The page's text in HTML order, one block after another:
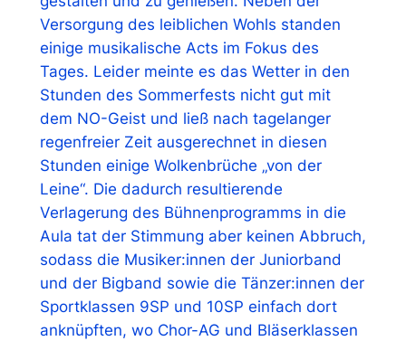
Versorgung des leiblichen Wohls standen
einige musikalische Acts im Fokus des
Tages. Leider meinte es das Wetter in den
Stunden des Sommerfests nicht gut mit
dem NO-Geist und ließ nach tagelanger
regenfreier Zeit ausgerechnet in diesen
Stunden einige Wolkenbrüche „von der
Leine“. Die dadurch resultierende
Verlagerung des Bühnenprogramms in die
Aula tat der Stimmung aber keinen Abbruch,
sodass die Musiker:innen der Juniorband
und der Bigband sowie die Tänzer:innen der
Sportklassen 9SP und 10SP einfach dort
anknüpften, wo Chor-AG und Bläserklassen